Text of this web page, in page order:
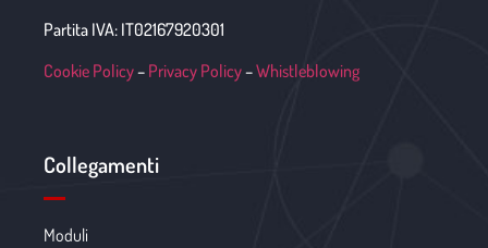
Partita IVA: IT02167920301
Cookie Policy– Privacy Policy–Whistleblowing
Collegamenti
Moduli